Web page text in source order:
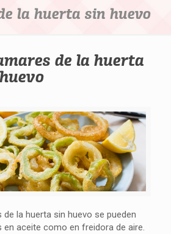
la huerta sin huevo
de la huerta
la huerta sin huevo se pueden
aceite como en freidora de aire.